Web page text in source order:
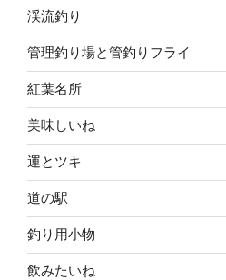
渓流釣り
管理釣り場と管釣りフライ
紅葉名所
美味しいね
運とツキ
道の駅
釣り用小物
飲みたいね